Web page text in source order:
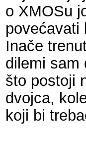
o XMOSu
povećavati
Inače
dilemi sam
što postoji
dvojca,
koji bi